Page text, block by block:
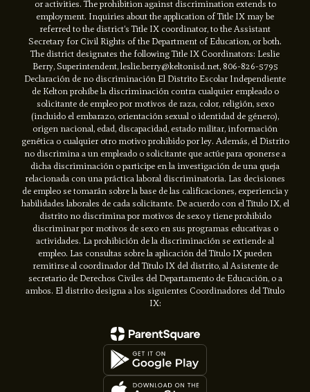
or activities. The prohibition against discrimination extends to
employment. Inquiries about the application of Title IX may be
referred to the district’s Title IX coordinator, to the Assistant
Secretary for Civil Rights of the Department of Education, or both.
The district designates the following Title IX Coordinators: Leslie
Berry, Superintendent, leslie.berry@keltonisd.net, 806-826-5795
Declaración de no discriminación El Distrito Escolar Independiente
de Kelton prohíbe la discriminación contra cualquier empleado o
solicitante de empleo por motivos de raza, color, religión, sexo
(incluido el embarazo, orientación sexual o identidad de género),
origen nacional, edad, discapacidad, estado militar, información
genética o cualquier otro motivo prohibido por ley. Además, el Distrito
no discrimina a un empleado o solicitante que actúe para oponerse a
dicha discriminación o participe en la investigación de una queja
relacionada con una práctica laboral discriminatoria. Las decisiones
de empleo se tomarán sobre la base de las calificaciones, experiencia y
habilidades laborales de cada solicitante. De acuerdo con el Título IX, el
distrito no discrimina por motivos de sexo y tiene prohibido
discriminar por motivos de sexo en sus programas educativas o
actividades. La prohibición de la discriminación se extiende al
empleo. Las consultas sobre la aplicación del Título IX pueden
remitirse al coordinador del Título IX del distrito, al Asistente de
secretario de Derechos Civiles del Departamento de Educación, o a
ambos. El distrito designa a los siguientes Coordinadores del Título
IX: